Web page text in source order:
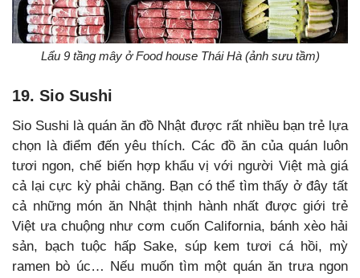
Lẩu 9 tầng mây ở Food house Thái Hà (ảnh sưu tầm)
19. Sio Sushi
Sio Sushi là quán ăn đồ Nhật được rất nhiều bạn trẻ lựa
chọn là điểm đến yêu thích. Các đồ ăn của quán luôn
tươi ngon, chế biến hợp khẩu vị với người Việt mà giá
cả lại cực kỳ phải chăng. Bạn có thể tìm thấy ở đây tất
cả những món ăn Nhật thịnh hành nhất được giới trẻ
Việt ưa chuộng như cơm cuốn California, bánh xèo hải
sản, bạch tuộc hấp Sake, súp kem tươi cá hồi, mỳ
ramen bò úc… Nếu muốn tìm một quán ăn trưa ngon